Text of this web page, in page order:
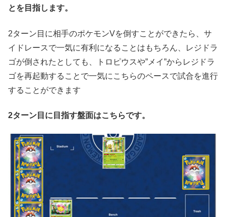
とを目指します。
2ターン目に相手のポケモンVを倒すことができたら、サ
イドレースで一気に有利になることはもちろん、レジドラ
ゴが倒されたとしても、トロピウスや”メイ”からレジドラ
ゴを再起動することで一気にこちらのペースで試合を進行
することができます
2ターン目に目指す盤面はこちらです。